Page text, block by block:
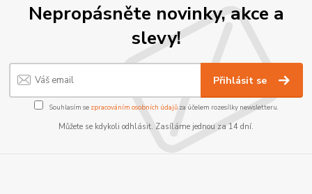
Nepropásněte novinky, akce a
slevy!
Přihlásit se
Souhlasím se zpracováním osobních údajůza účelem rozesílky newsletteru.
Můžete se kdykoli odhlásit. Zasíláme jednou za 14 dní.